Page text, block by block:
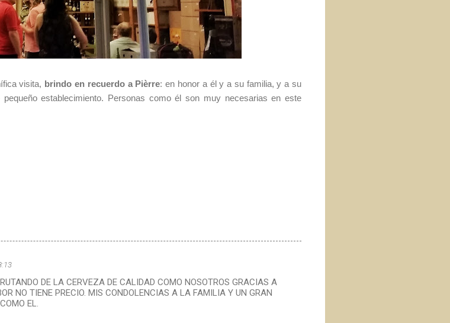
visita, brindo en recuerdo a Pièrre: en honor a él y a su familia, y a su
establecimiento. Personas como él son muy necesarias en este
DE LA CERVEZA DE CALIDAD COMO NOSOTROS GRACIAS A
NO TIENE PRECIO. MIS CONDOLENCIAS A LA FAMILIA Y UN GRAN
EL.